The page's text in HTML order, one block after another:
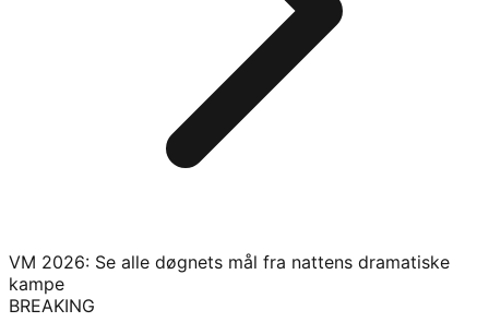
VM 2026: Se alle døgnets mål fra nattens dramatiske
kampe
BREAKING